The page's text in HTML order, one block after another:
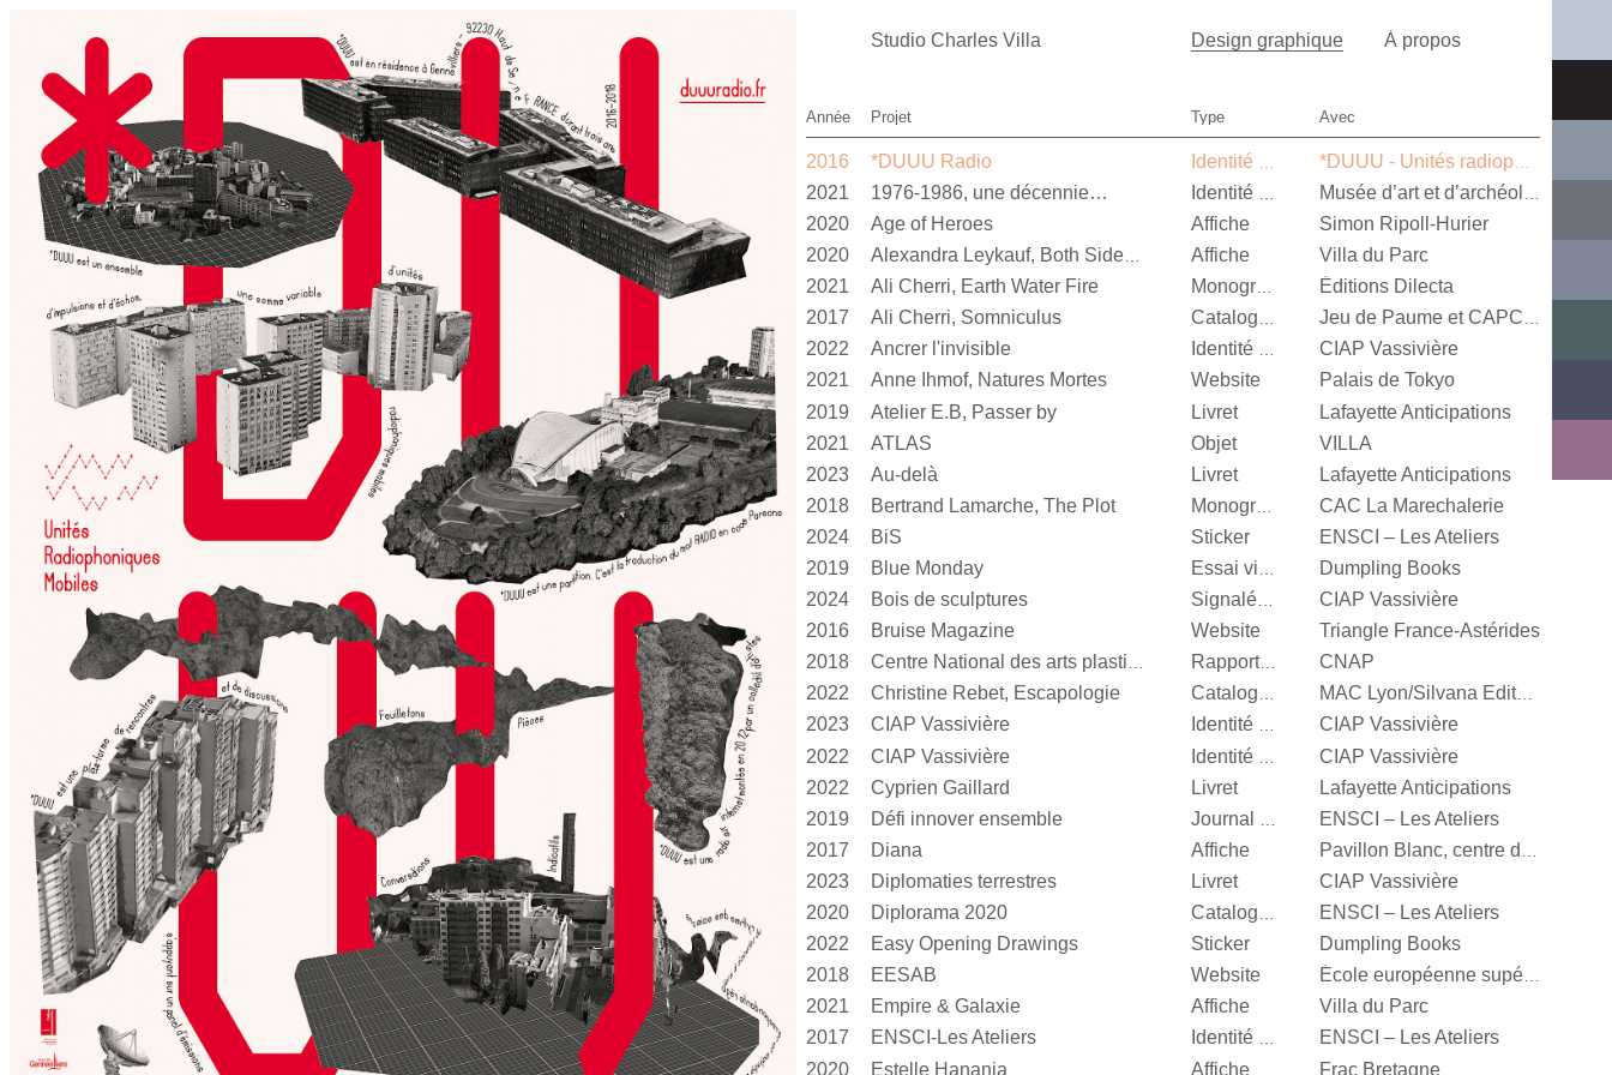
Studio Charles Villa Design graphique À propos
Année Projet Type Avec
2016 *DUUU Radio
2021 1976-1986, une décennie…
2020 Age of Heroes Affiche
Simon Ripoll-Hurier
2020
Alexandra Leykauf, Both Sides Now Affiche
Villa du Parc
2021
Ali Cherri, Earth Water Fire Monographie
Éditions Dilecta
2017
Ali Cherri, Somniculus Catalogue d’exposition Jeu de Paume et CAPC Bordeaux
2022 Ancrer l'invisible Identité visuelle
CIAP Vassivière
2021
Anne Ihmof, Natures Mortes Website
Palais de Tokyo
2019
Atelier E.B, Passer by Livret
Lafayette Anticipations
2021
ATLAS Objet
VILLA
2023
Au-delà Livret
Lafayette Anticipations
2018
Bertrand Lamarche, The Plot
CAC La Marechalerie
2024
BiS Sticker
ENSCI – Les Ateliers
2019
Blue Monday Essai visuel
Dumpling Books
2024
Bois de sculptures Signalétique
CIAP Vassivière
2016
Bruise Magazine Website
Triangle France-Astérides
2018
Centre National des arts plastiques Rapport d’activité
CNAP
2022
Christine Rebet, Escapologie Catalogue d’exposition MAC Lyon/Silvana Editoriale
2023 CIAP Vassivière Identité visuelle
CIAP Vassivière
2022
CIAP Vassivière
CIAP Vassivière
2022
Cyprien Gaillard Livret
Lafayette Anticipations
2019
Défi innover ensemble
ENSCI – Les Ateliers
2017
Diana Affiche
2023 Diplomaties terrestres Livret
CIAP Vassivière
2020
Diplorama 2020 Catalogue d’exposition
ENSCI – Les Ateliers
2022
Easy Opening Drawings Sticker
Dumpling Books
2018
EESAB Website École européenne supérieure d'art de Bretagne
2021 Empire & Galaxie Affiche
Villa du Parc
2017
ENSCI-Les Ateliers Identité visuelle
ENSCI – Les Ateliers
2020
Estelle Hanania Affiche Frac Bretagne